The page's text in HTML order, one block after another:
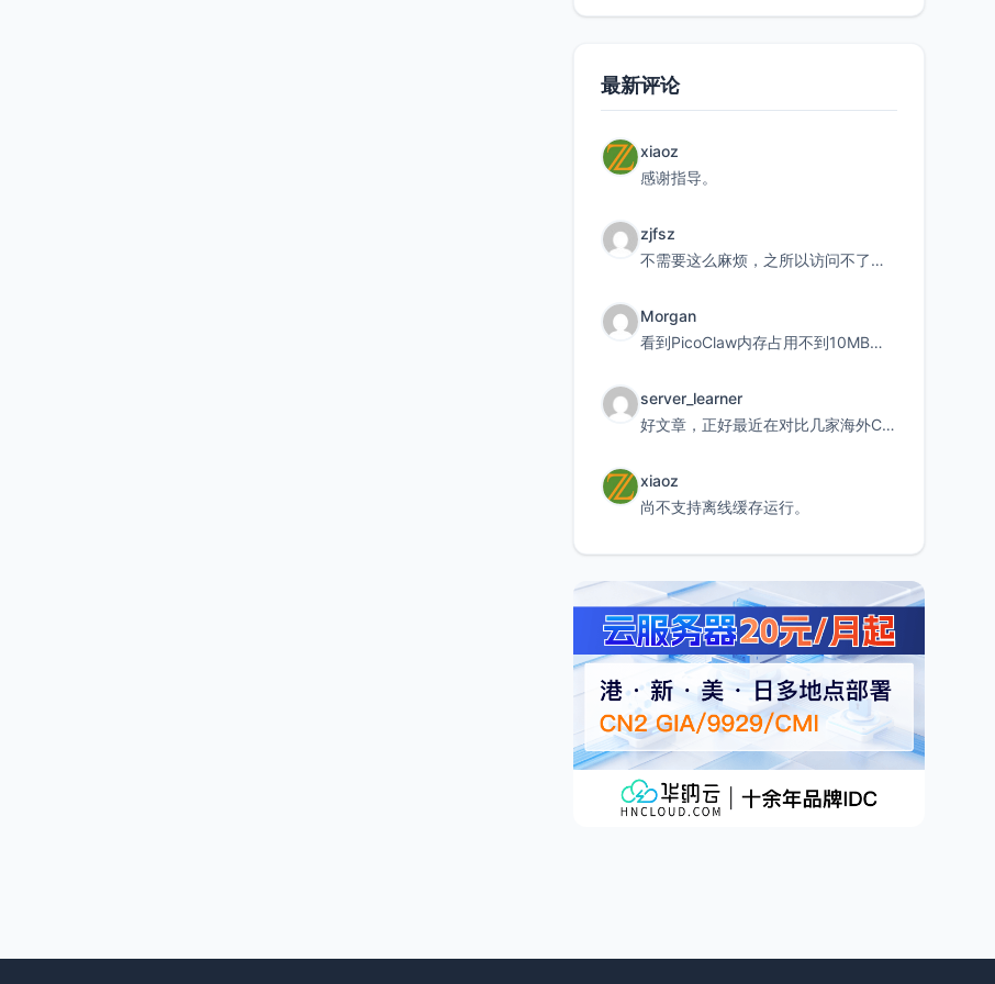
最新评论
xiaoz
感谢指导。
zjfsz
不需要这么麻烦，之所以访问不了，是由于非对称路由的问题，在爱快主路由添加一条静态路由192.168.
Morgan
看到PicoClaw内存占用不到10MB这个数据真的很惊喜，确实很适合我这种想用旧设备折腾AI的小白
server_learner
好文章，正好最近在对比几家海外CDN。文中提到CF免费版不支持自定义回源端口和HOST这个痛点太真实
xiaoz
尚不支持离线缓存运行。